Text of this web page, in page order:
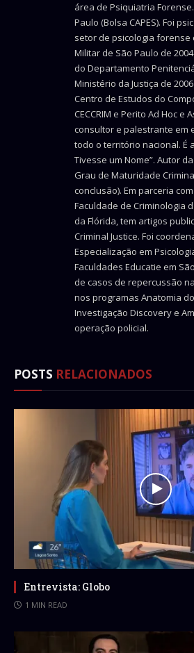
área de Psiquiatria
Paulo (Bolsa CAPES). Foi
setor de psicologia forense
Militar de São Paulo de
do Departamento
Ministério da Justiça de
Centro de Estudos do
CECCRIM e Perito Ad Hoc e
consultor e palestrante em
todo o território nacional. É
Tivesse um Nome”. Autor
Grau de Maturidade
conclusão). Em parceria
Faculdade de Criminologia
da Flórida, tem artigos
Criminal Justice. Foi
Especialização em
Faculdades Educatie em
de casos de repercussão
nos programas Anatomia
Investigação Discovery e
operação policial.
POSTS RELACIONADOS
Entrevista: Globo
1 MIN READ